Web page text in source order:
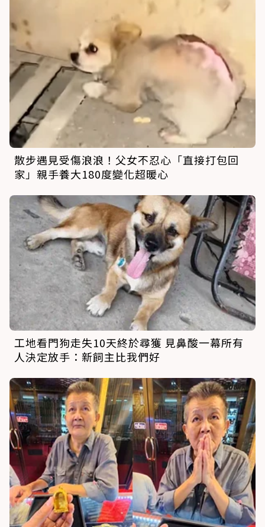
散步遇見受傷浪浪！父女不忍心「直接打包回
家」親手養大180度變化超暖心
工地看門狗走失10天終於尋獲 見鼻酸一幕所有
人決定放手：新飼主比我們好